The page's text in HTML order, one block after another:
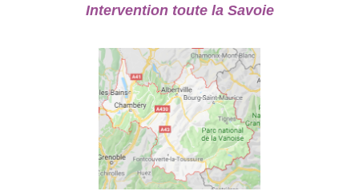
Intervention toute la Savoie